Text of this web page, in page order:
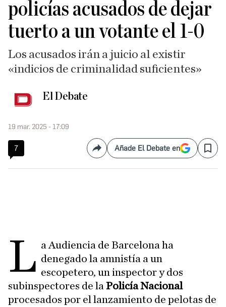
policías acusados de dejar
tuerto a un votante el 1-0
Los acusados irán a juicio al existir
«indicios de criminalidad suficientes»
El Debate
19 mar. 2025 - 17:09
7 CompartirAñade El Debate en Save
L a Audiencia de Barcelona ha
denegado la amnistía a un
escopetero, un inspector y dos
subinspectores de la Policía Nacional
procesados por el lanzamiento de pelotas de